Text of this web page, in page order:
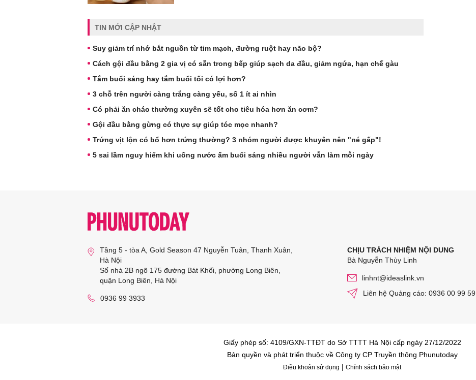
TIN MỚI CẬP NHẬT
Suy giảm trí nhớ bắt nguồn từ tim mạch, đường ruột hay não bộ?
Cách gội đầu bằng 2 gia vị có sẵn trong bếp giúp sạch da đầu, giảm ngứa, hạn chế gàu
Tắm buổi sáng hay tắm buổi tối có lợi hơn?
3 chỗ trên người càng trắng càng yếu, số 1 ít ai nhìn
Có phải ăn cháo thường xuyên sẽ tốt cho tiêu hóa hơn ăn cơm?
Gội đầu bằng gừng có thực sự giúp tóc mọc nhanh?
Trứng vịt lộn có bổ hơn trứng thường? 3 nhóm người được khuyên nên "né gấp"!
5 sai lầm nguy hiểm khi uống nước ấm buổi sáng nhiều người vẫn làm mỗi ngày
Tầng 5 - tòa A, Gold Season 47 Nguyễn Tuân, Thanh Xuân,
Hà Nội
Số nhà 2B ngõ 175 đường Bát Khối, phường Long Biên,
quận Long Biên, Hà Nội
0936 99 3933
CHỊU TRÁCH NHIỆM NỘI DUNG
Bà Nguyễn Thùy Linh
linhnt@ideaslink.vn
Liên hệ Quảng cáo: 0936 00 99 59
Giấy phép số: 4109/GXN-TTĐT do Sở TTTT Hà Nội cấp ngày 27/12/2022
Bản quyền và phát triển thuộc về Công ty CP Truyền thông Phunutoday
Điều khoản sử dụng | Chính sách bảo mật